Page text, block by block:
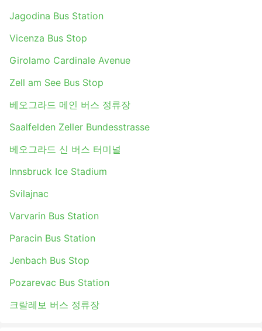
Jagodina Bus Station
Vicenza Bus Stop
Girolamo Cardinale Avenue
Zell am See Bus Stop
베오그라드 메인 버스 정류장
Saalfelden Zeller Bundesstrasse
베오그라드 신 버스 터미널
Innsbruck Ice Stadium
Svilajnac
Varvarin Bus Station
Paracin Bus Station
Jenbach Bus Stop
Pozarevac Bus Station
크랄레보 버스 정류장